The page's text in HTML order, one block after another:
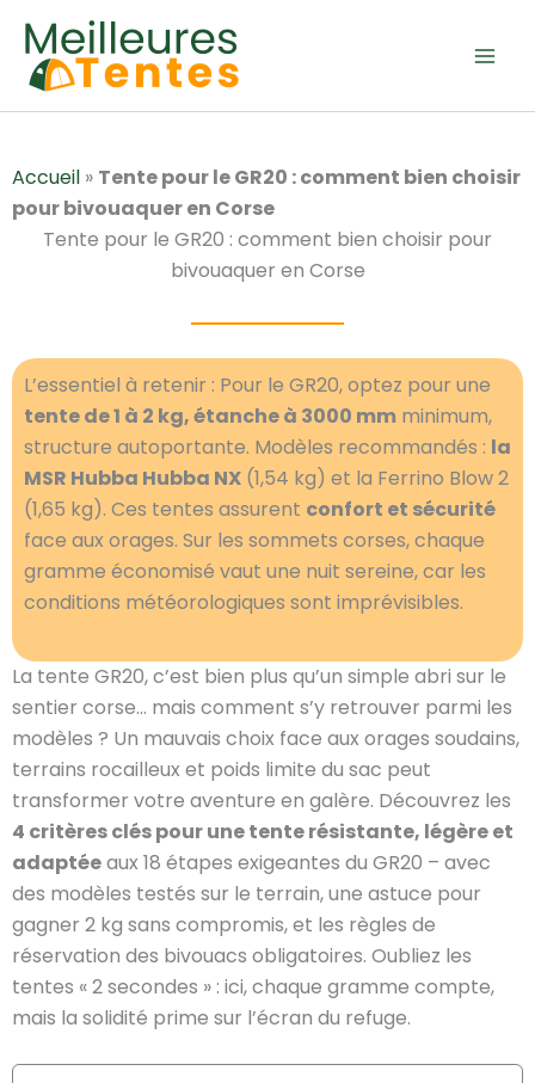
contenu
Accueil » Tente pour le GR20 : comment bien choisir
pour bivouaquer en Corse
Tente pour le GR20 : comment bien choisir pour
bivouaquer en Corse
L’essentiel à retenir : Pour le GR20, optez pour une
tente de 1 à 2 kg, étanche à 3000 mm minimum,
structure autoportante. Modèles recommandés : la
MSR Hubba Hubba NX (1,54 kg) et la Ferrino Blow 2
(1,65 kg). Ces tentes assurent confort et sécurité
face aux orages. Sur les sommets corses, chaque
gramme économisé vaut une nuit sereine, car les
conditions météorologiques sont imprévisibles.
La tente GR20, c’est bien plus qu’un simple abri sur le
sentier corse… mais comment s’y retrouver parmi les
modèles ? Un mauvais choix face aux orages soudains,
terrains rocailleux et poids limite du sac peut
transformer votre aventure en galère. Découvrez les
4 critères clés pour une tente résistante, légère et
adaptéeaux 18 étapes exigeantes du GR20 – avec
des modèles testés sur le terrain, une astuce pour
gagner 2 kg sans compromis, et les règles de
réservation des bivouacs obligatoires. Oubliez les
tentes « 2 secondes » : ici, chaque gramme compte,
mais la solidité prime sur l’écran du refuge.